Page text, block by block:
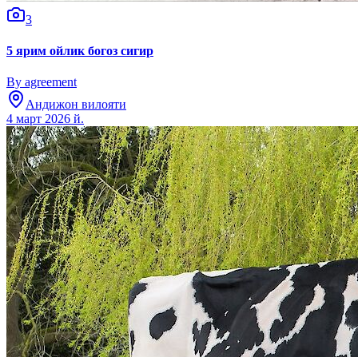
3
5 ярим ойлик богоз сигир
By agreement
Андижон вилояти
4 март 2026 й.